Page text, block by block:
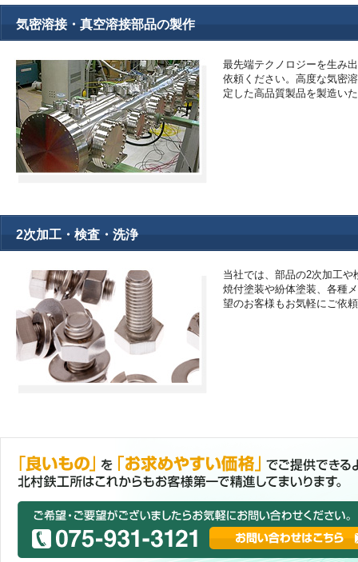
気密溶接・真空溶接部品の製作
最先端テクノロジーを生み
依頼ください。高度な気密
定した高品質製品を製造い
2次加工・検査・洗浄
当社では、部品の2次加工
焼付塗装や紛体塗装、各種
望のお客様もお気軽にご依